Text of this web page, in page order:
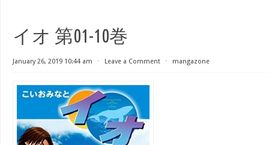
イオ 第01-10巻
January 26, 2019 10:44 am ⋅ Leave a Comment ⋅ mangazone